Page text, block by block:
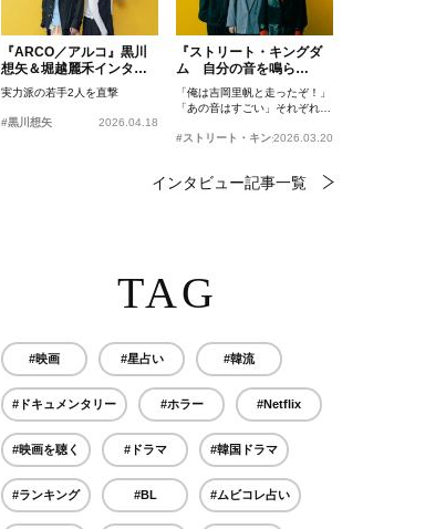
『ARCO／アルコ』黒川
想矢＆堀越麗禾インタビ
ュー
実力派の若手2人を直撃
#黒川想矢 2026.04.18
『ストリート・キングダ
ム 自分の音を鳴ら
せ。』峯田和伸、若葉竜
也、吉岡里帆インタビュ
ー
「俺は吉岡里帆と走ったぞ！」
「あの音はすごい」それぞれの
#ストリート・キングダム 自分の音を鳴らせ。
2026.03.20
インタビュー記事一覧
TAG
#映画 #星占い #韓流
#ドキュメンタリー #ホラー #Netflix
#映画を聴く #ドラマ #韓国ドラマ
#ランキング #BL #ムビコレ占い